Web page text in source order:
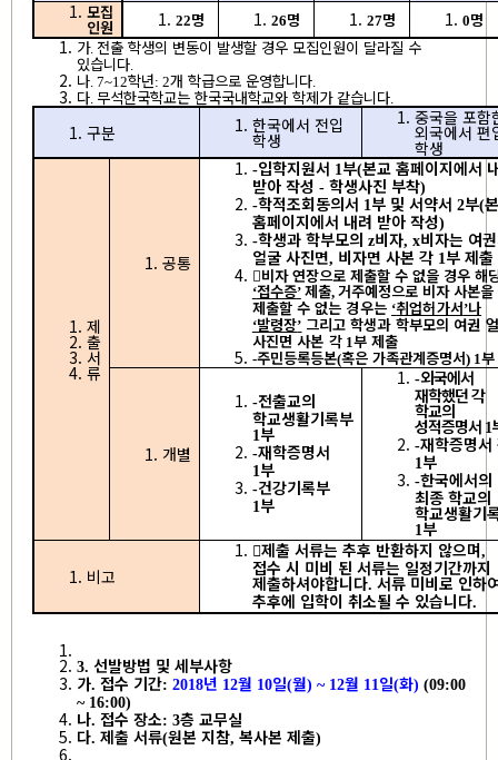
모집
인원 22명 26명 27명 0명
가. 전출 학생의 변동이 발생할 경우 모집인원이 달라질 수
있습니다.
나. 7~12학년: 2개 학급으로 운영합니다.
다. 무석한국학교는 한국국내학교와 학제가 같습니다.
구분 한국에서 전입
학생
중국을 포함
외국에서 편
학생
제
출
서
류
공통
-입학지원서 1부(본교 홈페이지에서
받아 작성 - 학생사진 부착)
-학적조회동의서 1부 및 서약서 2부(
홈페이지에서 내려 받아 작성)
-학생과 학부모의 z비자, x비자는 여
얼굴 사진면, 비자면 사본 각 1부 제출
󰋯비자 연장으로 제출할 수 없을 경우 해
‘접수증’ 제출, 거주예정으로 비자 사본을
제출할 수 없는 경우는 ‘취업허가서’나
‘발령장’ 그리고 학생과 학부모의 여권
사진면 사본 각 1부 제출
-주민등록등본(혹은 가족관계증명서) 1부
개별
-전출교의
학교생활기록부
1부
-재학증명서
1부
-건강기록부
1부
-외국에서
재학했던 각
학교의
성적증명서 1
-재학증명서
1부
-한국에서의
최종 학교의
학교생활기
1부
비고
󰋯제출 서류는 추후 반환하지 않으며,
접수 시 미비 된 서류는 일정기간까지
제출하셔야합니다. 서류 미비로 인하
추후에 입학이 취소될 수 있습니다.
3. 선발방법 및 세부사항
가. 접수 기간: 2018년 12월 10일(월) ~ 12월 11일(화) (09:00
~ 16:00)
나. 접수 장소: 3층 교무실
다. 제출 서류(원본 지참, 복사본 제출)